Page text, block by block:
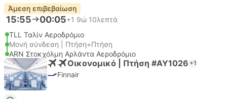
Άμεση επιβεβαίωση
15:55 00:05+1 9ώ 10λεπτά
TLL Ταλίν Αεροδρόμιο
Μονή σύνδεση | Πτήση+Πτήση
ARN Στοκχόλμη Αρλάντα Αεροδρόμιο
Οικονομικό | Πτήση #AY1026 +1
Finnair